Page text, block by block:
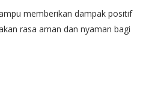
memberikan dampak positif
rasa aman dan nyaman bagi